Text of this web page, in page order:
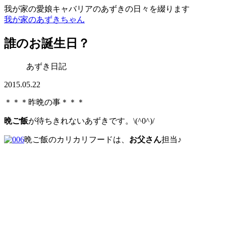
我が家の愛娘キャバリアのあずきの日々を綴ります
我が家のあずきちゃん
誰のお誕生日？
あずき日記
2015.05.22
＊＊＊昨晩の事＊＊＊
晩ご飯が待ちきれないあずきです。\(^0^)/
晩ご飯のカリカリフードは、 お父さん担当♪